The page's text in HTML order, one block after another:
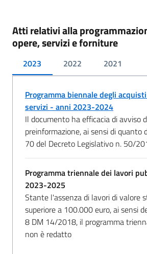
Atti relativi alla
opere, servizi e forniture
2023 2022 2021
Programma biennale degli
servizi - anni 2023-2024
Il documento ha efficacia di avviso
preinformazione, ai sensi di quanto
70 del Decreto Legislativo n. 50/
Programma triennale dei lavori
2023-2025
Stante l'assenza di lavori di valore
superiore a 100.000 euro, ai sensi
8 DM 14/2018, il programma
non è redatto